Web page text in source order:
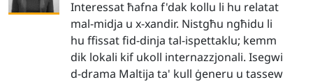
Interessat ħafna f'dak kollu li hu relatat
mal-midja u x-xandir. Nistgħu ngħidu li
hu ffissat fid-dinja tal-ispettaklu; kemm
dik lokali kif ukoll internazzjonali. Isegwi
d-drama Maltija ta' kull ġeneru u tassew